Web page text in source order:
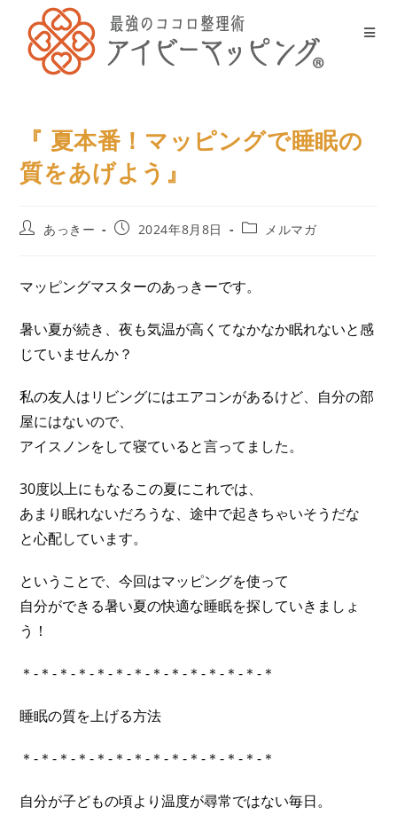
『 夏本番！マッピングで睡眠の
質をあげよう』
あっきー 2024年8月8日 メルマガ
マッピングマスターのあっきーです。
暑い夏が続き、夜も気温が高くてなかなか眠れないと感
じていませんか？
私の友人はリビングにはエアコンがあるけど、自分の部
屋にはないので、
アイスノンをして寝ていると言ってました。
30度以上にもなるこの夏にこれでは、
あまり眠れないだろうな、途中で起きちゃいそうだな
と心配しています。
ということで、今回はマッピングを使って
自分ができる暑い夏の快適な睡眠を探していきましょ
う！
＊-＊-＊-＊-＊-＊-＊-＊-＊-＊-＊-＊-＊-＊
睡眠の質を上げる方法
＊-＊-＊-＊-＊-＊-＊-＊-＊-＊-＊-＊-＊-＊
自分が子どもの頃より温度が尋常ではない毎日。